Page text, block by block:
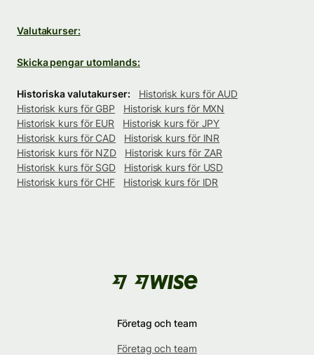
Valutakurser:
Skicka pengar utomlands:
Historiska valutakurser:
Historisk kurs för AUD
Historisk kurs för GBP
Historisk kurs för MXN
Historisk kurs för EUR
Historisk kurs för JPY
Historisk kurs för CAD
Historisk kurs för INR
Historisk kurs för NZD
Historisk kurs för ZAR
Historisk kurs för SGD
Historisk kurs för USD
Historisk kurs för CHF
Historisk kurs för IDR
Företag och team
Företag och team